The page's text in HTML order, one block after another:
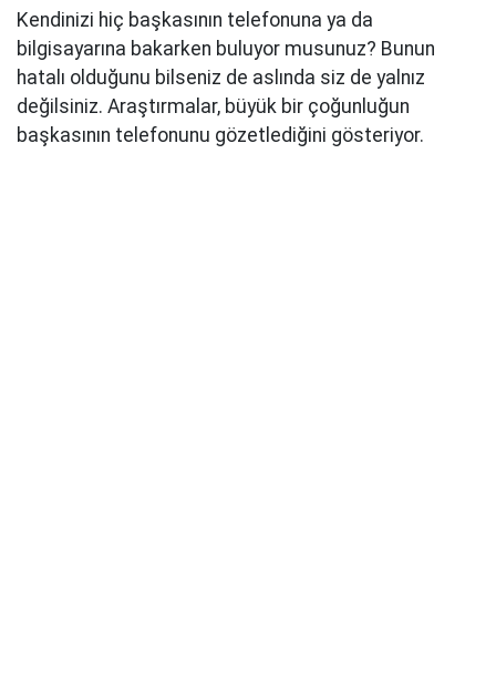
Kendinizi hiç başkasının telefonuna ya da
bilgisayarına bakarken buluyor musunuz? Bunun
hatalı olduğunu bilseniz de aslında siz de yalnız
değilsiniz. Araştırmalar, büyük bir çoğunluğun
başkasının telefonunu gözetlediğini gösteriyor.